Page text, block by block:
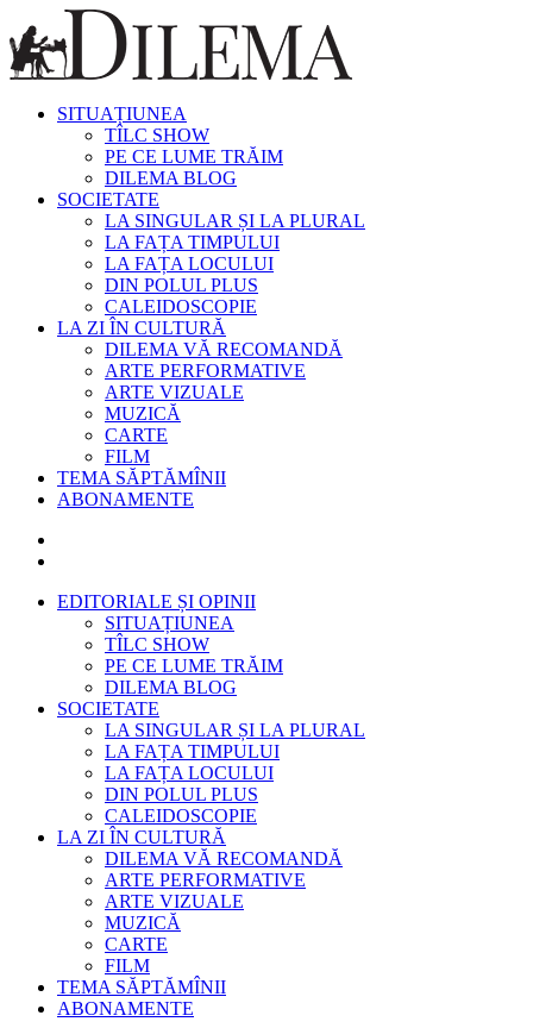
SITUAȚIUNEA
TÎLC SHOW
PE CE LUME TRĂIM
DILEMA BLOG
SOCIETATE
LA SINGULAR ȘI LA PLURAL
LA FAȚA TIMPULUI
LA FAȚA LOCULUI
DIN POLUL PLUS
CALEIDOSCOPIE
LA ZI ÎN CULTURĂ
DILEMA VĂ RECOMANDĂ
ARTE PERFORMATIVE
ARTE VIZUALE
MUZICĂ
CARTE
FILM
TEMA SĂPTĂMÎNII
ABONAMENTE
EDITORIALE ȘI OPINII
SITUAȚIUNEA
TÎLC SHOW
PE CE LUME TRĂIM
DILEMA BLOG
SOCIETATE
LA SINGULAR ȘI LA PLURAL
LA FAȚA TIMPULUI
LA FAȚA LOCULUI
DIN POLUL PLUS
CALEIDOSCOPIE
LA ZI ÎN CULTURĂ
DILEMA VĂ RECOMANDĂ
ARTE PERFORMATIVE
ARTE VIZUALE
MUZICĂ
CARTE
FILM
TEMA SĂPTĂMÎNII
ABONAMENTE